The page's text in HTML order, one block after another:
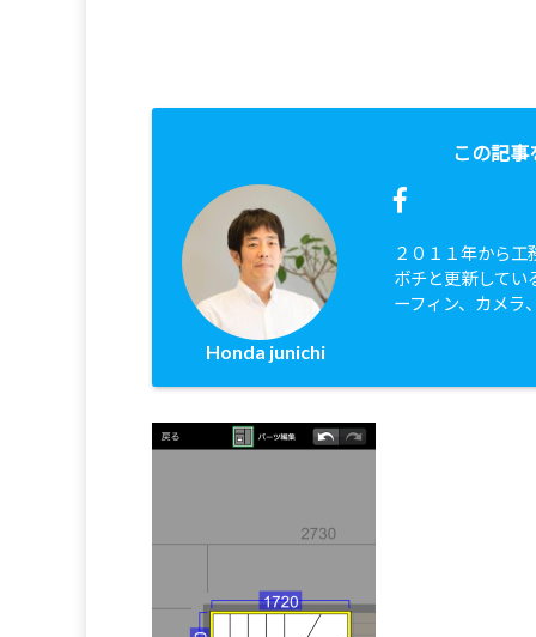
この記
Honda junichi
２０１１年から工
ボチと更新してい
ーフィン、カメラ